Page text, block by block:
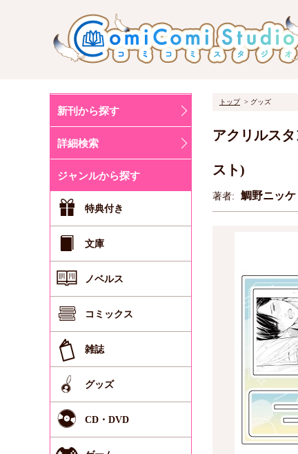
新刊から探す
詳細検索
ジャンルから探す
特典付き
文庫
ノベルス
コミックス
雑誌
グッズ
CD・DVD
トップ グッズ
アクリルス
スト)
著者: 鯛野ニッケ